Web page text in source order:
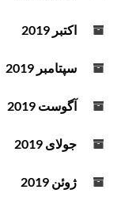
اکتبر 2019
سپتامبر 2019
آگوست 2019
جولای 2019
ژوئن 2019